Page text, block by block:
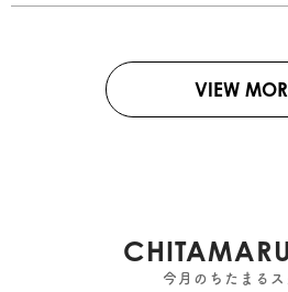
VIEW
今月のちたまるス